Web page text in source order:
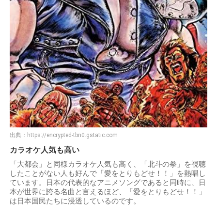
出典： https://encrypted-tbn0.gstatic.com
カラオケ人気も高い
「大都会」と同様カラオケ人気も高く、「北斗の拳」を視聴
したことがない人も好んで「愛をとりもどせ！！」を熱唱し
ています。日本の代表的なアニメソングであると同時に、日
本が世界に誇る名曲と言えるほど、「愛をとりもどせ！！」
は日本国民たちに浸透しているのです。